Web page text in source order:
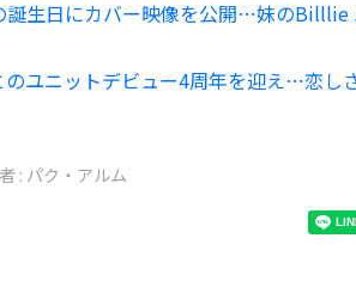
誕生日にカバー映像を公開…妹のBilllie
のユニットデビュー4周年を迎え…恋し
: パク・アルム